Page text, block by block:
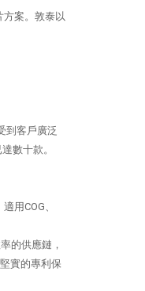
方案。敦泰以
到客戶廣泛
數十款。
用COG、
的供應鏈，
實的專利保